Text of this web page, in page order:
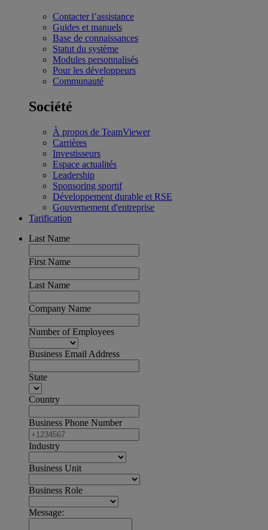
Contacter l’assistance
Guides et manuels
Base de connaissances
Statut du système
Modules personnalisés
Pour les développeurs
Communauté
Société
À propos de TeamViewer
Carrières
Investisseurs
Espace actualités
Leadership
Sponsoring sportif
Développement durable et RSE
Gouvernement d'entreprise
Tarification
Last Name
First Name
Last Name
Company Name
Number of Employees
Business Email Address
State
Country
Business Phone Number
Industry
Business Unit
Business Role
Message: